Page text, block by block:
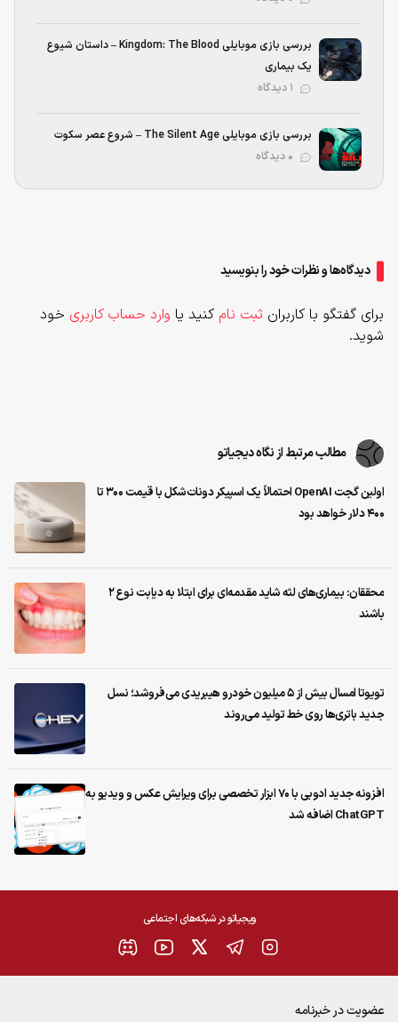
بررسی بازی موبایلی Kingdom: The Blood – داستان شیوع
یک بیماری
بررسی بازی موبایلی The Silent Age – شروع عصر سکوت
دیدگاه‌ها و نظرات خود را بنویسید
برای گفتگو با کاربران ثبت نام کنید یا وارد حساب کاربری خود
شوید.
مطالب مرتبط از نگاه دیجیاتو
اولین گجت OpenAI احتمالاً یک اسپیکر دونات‌شکل با قیمت ۳۰۰ تا
۴۰۰ دلار خواهد بود
محققان: بیماری‌های لثه شاید مقدمه‌ای برای ابتلا به دیابت نوع ۲
باشند
تویوتا امسال بیش از ۵ میلیون خودرو هیبریدی می‌فروشد؛ نسل
جدید باتری‌ها روی خط تولید می‌روند
افزونه جدید ادوبی با ۷۰ ابزار تخصصی برای ویرایش عکس و ویدیو به
ChatGPT اضافه شد
ویجیاتو در شبکه‌های اجتماعی
عضویت در خبرنامه